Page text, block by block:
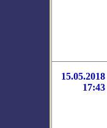
15.05.2018
17:43